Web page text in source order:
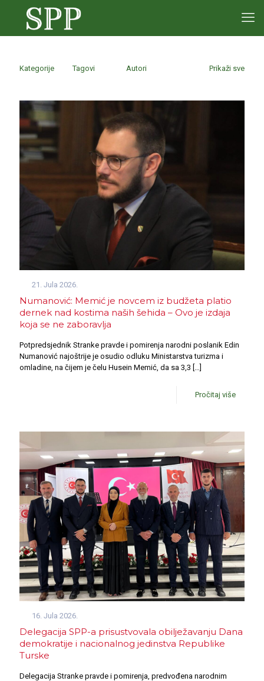
Kategorije Tagovi Autori Prikaži sve
21. Jula 2026.
Numanović: Memić je novcem iz budžeta platio
dernek nad kostima naših šehida – Ovo je izdaja
koja se ne zaboravlja
Potpredsjednik Stranke pravde i pomirenja narodni poslanik Edin
Numanović najoštrije je osudio odluku Ministarstva turizma i
omladine, na čijem je čelu Husein Memić, da sa 3,3
Pročitaj više
16. Jula 2026.
Delegacija SPP-a prisustvovala obilježavanju Dana
demokratije i nacionalnog jedinstva Republike
Turske
Delegacija Stranke pravde i pomirenja, predvođena narodnim